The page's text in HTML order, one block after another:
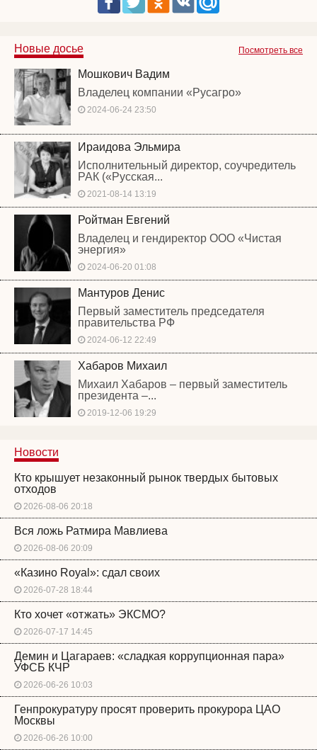
Посмотреть все
Новые досье
Мошкович Вадим
Владелец компании «Русагро»
2024-06-24 23:50
Ираидова Эльмира
Исполнительный директор, соучредитель
РАК («Русская...
2021-08-14 13:19
Ройтман Евгений
Владелец и гендиректор ООО «Чистая
энергия»
2024-06-20 01:08
Мантуров Денис
Первый заместитель председателя
правительства РФ
2024-06-12 22:49
Хабаров Михаил
Михаил Хабаров – первый заместитель
президента –...
2019-12-06 19:29
Новости
Кто крышует незаконный рынок твердых бытовых
отходов
2026-08-06 20:18
Вся ложь Ратмира Мавлиева
2026-08-06 20:09
«Казино Royal»: сдал своих
2026-07-28 18:44
Кто хочет «отжать» ЭКСМО?
2026-07-17 14:45
Демин и Цагараев: «сладкая коррупционная пара»
УФСБ КЧР
2026-06-26 10:03
Генпрокуратуру просят проверить прокурора ЦАО
Москвы
2026-06-26 10:00